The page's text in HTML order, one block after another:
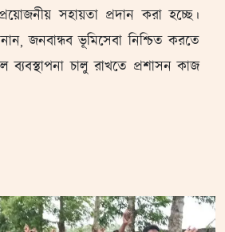
সহায়তা প্রদান করা হচ্ছে।
জনবান্ধব ভূমিসেবা নিশ্চিত করতে
ব্যবস্থাপনা চালু রাখতে প্রশাসন কাজ